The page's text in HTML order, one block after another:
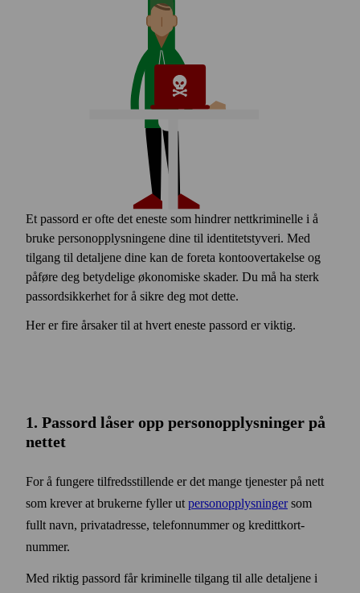
Et passord er ofte det eneste som hindrer nettkriminelle i å
bruke personopplysningene dine til identitetstyveri. Med
tilgang til detaljene dine kan de foreta kontoovertakelse og
påføre deg betydelige økonomiske skader. Du må ha sterk
passordsikkerhet for å sikre deg mot dette.
Her er fire årsaker til at hvert eneste passord er viktig.
1. Pass­ord låser opp person­opplysninger på
nettet
For å fungere tilfreds­stillende er det mange tjenester på nett
som krever at brukerne fyller ut person­opplysningersom
fullt navn, privat­adresse, telefon­nummer og kreditt­kort­
nummer.
Med riktig passord får kriminelle tilgang til alle detaljene i